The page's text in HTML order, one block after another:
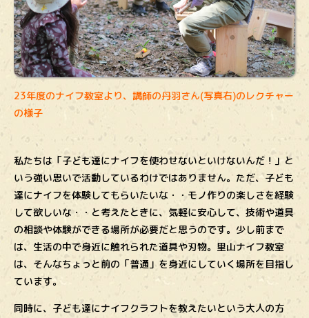
23年度のナイフ教室より、講師の丹羽さん(写真右)のレクチャー
の様子
私たちは「子ども達にナイフを使わせないといけないんだ！」と
いう強い思いで活動しているわけではありません。ただ、子ども
達にナイフを体験してもらいたいな・・モノ作りの楽しさを経験
して欲しいな・・と考えたときに、気軽に安心して、技術や道具
の相談や体験ができる場所が必要だと思うのです。少し前まで
は、生活の中で身近に触れられた道具や刃物。里山ナイフ教室
は、そんなちょっと前の「普通」を身近にしていく場所を目指し
ています。
同時に、子ども達にナイフクラフトを教えたいという大人の方